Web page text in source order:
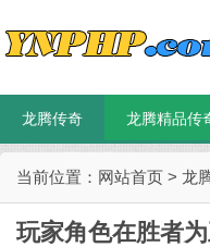
龙腾传奇 龙腾精品传
当前位置： 网站首页 > 龙
玩家角色在胜者